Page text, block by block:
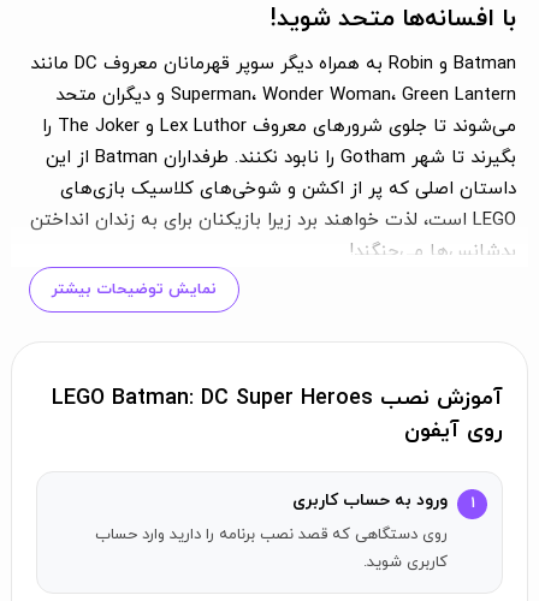
با افسانه‌ها متحد شوید!
Batman و Robin به همراه دیگر سوپر قهرمانان معروف DC مانند
Superman، Wonder Woman، Green Lantern و دیگران متحد
می‌شوند تا جلوی شرورهای معروف Lex Luthor و The Joker را
بگیرند تا شهر Gotham را نابود نکنند. طرفداران Batman از این
داستان اصلی که پر از اکشن و شوخی‌های کلاسیک بازی‌های
LEGO است، لذت خواهند برد زیرا بازیکنان برای به زندان انداختن
بدشانس‌ها می‌جنگند!
Superman، Wonder Woman، Green Lantern و The Flash را
می‌توانید با پیشرفت در بازی آزاد کنید یا در هر زمان از فروشگاه
Penguin و Catwoman داشته باشید!
لباس‌ها، ابزارها و قدرت‌های فوق‌العاده:توانایی‌های لباس‌هایی مانند
نمایش توضیحات بیشتر
آموزش نصب LEGO Batman: DC Super Heroes
روی آیفون
۱ ورود به حساب کاربری
روی دستگاهی که قصد نصب برنامه را دارید وارد حساب
کاربری شوید.